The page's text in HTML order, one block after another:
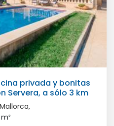
privada y bonitas
Servera, a sólo 3 km